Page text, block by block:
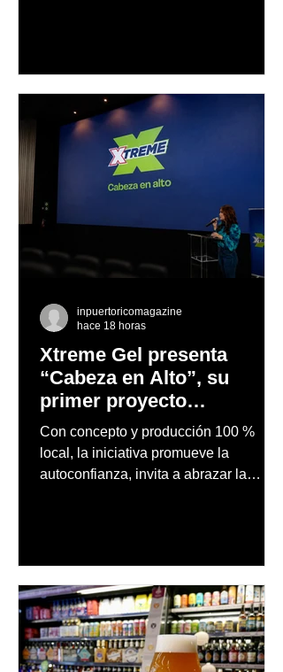
Xtreme Gel presenta
“Cabeza en Alto”, su
primer proyecto
audiovisual concebido y
producido completamente
en Puerto Rico
Con concepto y producción 100 %
local, la iniciativa promueve la
autoconfianza, invita a abrazar la
inpuertoricomagazine
hace 18 horas